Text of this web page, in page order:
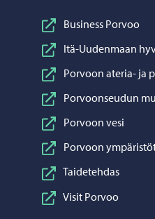
Business Porvoo
Itä-Uudenmaan
Porvoon ateria- ja
Porvoonseudun
Porvoon vesi
Porvoon
Taidetehdas
Visit Porvoo